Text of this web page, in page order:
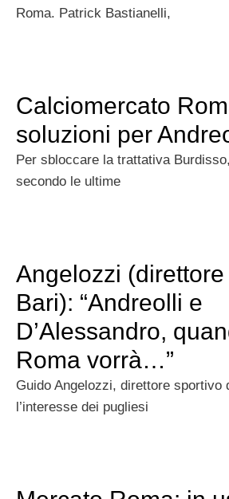
Roma. Patrick Bastianelli,
Calciomercato
soluzioni per
Per sbloccare la trattativa
secondo le ultime
Angelozzi
Bari): “Andreolli e
D’Alessandro,
Roma vorrà…”
Guido Angelozzi, direttore sportivo
l’interesse dei pugliesi